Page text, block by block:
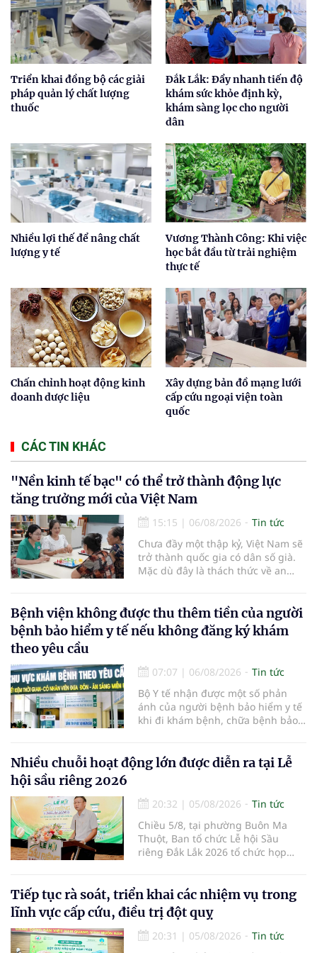
Triển khai đồng bộ các giải
pháp quản lý chất lượng
thuốc
Đắk Lắk: Đẩy nhanh tiến độ
khám sức khỏe định kỳ,
khám sàng lọc cho người
dân
Nhiều lợi thế để nâng chất
lượng y tế
Vương Thành Công: Khi việc
học bắt đầu từ trải nghiệm
thực tế
Chấn chỉnh hoạt động kinh
doanh dược liệu
Xây dựng bản đồ mạng lưới
cấp cứu ngoại viện toàn
quốc
CÁC TIN KHÁC
"Nền kinh tế bạc" có thể trở thành động lực
tăng trưởng mới của Việt Nam
15:15 | 06/08/2026
Tin tức
Chưa đầy một thập kỷ, Việt Nam sẽ
trở thành quốc gia có dân số già.
Mặc dù đây là thách thức về an
có giá trị hàng tỷ USD.
Bệnh viện không được thu thêm tiền của người
bệnh bảo hiểm y tế nếu không đăng ký khám
theo yêu cầu
07:07 | 06/08/2026
Tin tức
Bộ Y tế nhận được một số phản
ánh của người bệnh bảo hiểm y tế
khi đi khám bệnh, chữa bệnh bảo
bệnh, chữa bệnh theo yêu cầu
nhưng vẫn phải nộp thêm các chi
phần cùng chi trả.
Nhiều chuỗi hoạt động lớn được diễn ra tại Lễ
hội sầu riêng 2026
20:32 | 05/08/2026
Tin tức
Chiều 5/8, tại phường Buôn Ma
Thuột, Ban tổ chức Lễ hội Sầu
riêng Đắk Lắk 2026 tổ chức họp
hội Sầu riêng Đắk Lắk năm 2026 có
chủ đề “Sầu riêng Đắk Lắk – Kết nối
vươn xa”, được tổ chức từ ngày
15/8/2026 đến ngày 02/9/2026 tại
phường Buôn Ma Thuột, xã Krông
Tiếp tục rà soát, triển khai các nhiệm vụ trong
lĩnh vực cấp cứu, điều trị đột quỵ
20:31 | 05/08/2026
Tin tức